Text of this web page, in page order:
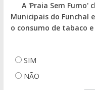
A 'Praia Sem Fumo'
Municipais do Funchal
o consumo de tabaco
SIM
NÃO